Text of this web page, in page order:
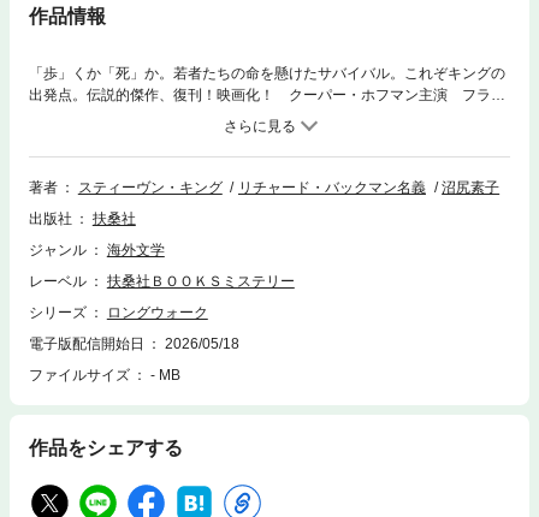
作品情報
「歩」くか「死」か。若者たちの命を懸けたサバイバル。これぞキングの
出発点。伝説的傑作、復刊！映画化！ クーパー・ホフマン主演 フラン
シス・ローレンス監督2026年6月26日全国公開近未来のアメリカ。そこで
は選抜された十四歳から十六歳までの少年百人を集めて〈ロングウォー
ク〉という競技が行われていた。それは、コース上をただひたすら南に歩
くだけという単純なものだったが、このレースにゴールはない。歩行速度
人が決まるまで続く文字通りの「死のレース」なのだ。昼もなく夜もな
く、冗談を交わし、励まし合って歩き続ける少年たちの極限状況を、鬼才
著者 スティーヴン・キング リチャード・バックマン名義
沼尻素子
出版社
扶桑社
ジャンル
海外文学
レーベル
扶桑社ＢＯＯＫＳミステリー
シリーズ
ロングウォーク
電子版配信開始日
2026/05/18
ファイルサイズ
- MB
作品をシェアする